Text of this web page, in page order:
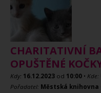
CHARITATIVNÍ
OPUŠTĚNÉ
Kdy: 16.12.2023 od 10:00 • Kde:
Pořadatel: Městská knihovna